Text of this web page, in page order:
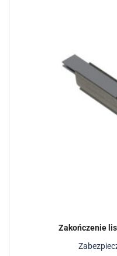
Zakończenie